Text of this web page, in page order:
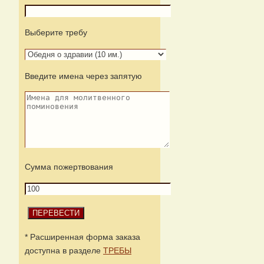
Выберите требу
Введите имена через запятую
Сумма пожертвования
* Расширенная форма заказа
доступна в разделе ТРЕБЫ